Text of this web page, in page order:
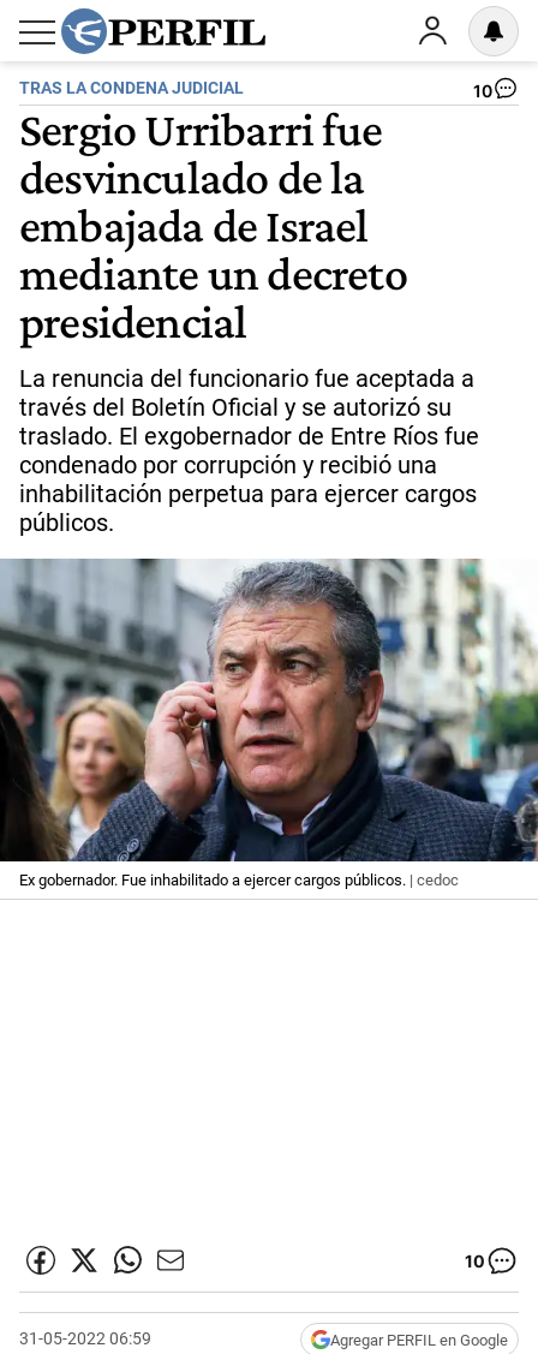
TRAS LA CONDENA JUDICIAL 10
Sergio Urribarri fue
desvinculado de la
embajada de Israel
mediante un decreto
presidencial
La renuncia del funcionario fue aceptada a
través del Boletín Oficial y se autorizó su
traslado. El exgobernador de Entre Ríos fue
condenado por corrupción y recibió una
inhabilitación perpetua para ejercer cargos
públicos.
Ex gobernador. Fue inhabilitado a ejercer cargos públicos. | cedoc
10
31-05-2022 06:59 Agregar PERFIL en Google